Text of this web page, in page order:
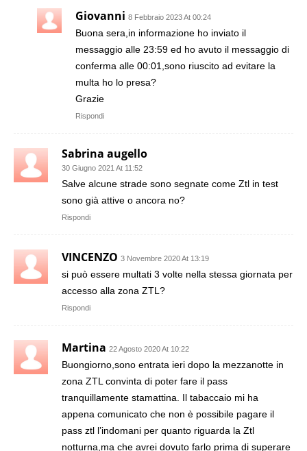
Giovanni 8 Febbraio 2023 At 00:24
Buona sera,in informazione ho inviato il
messaggio alle 23:59 ed ho avuto il messaggio di
conferma alle 00:01,sono riuscito ad evitare la
multa ho lo presa?
Grazie
Rispondi
Sabrina augello
30 Giugno 2021 At 11:52
Salve alcune strade sono segnate come Ztl in test
sono già attive o ancora no?
Rispondi
VINCENZO 3 Novembre 2020 At 13:19
si può essere multati 3 volte nella stessa giornata per
accesso alla zona ZTL?
Rispondi
Martina 22 Agosto 2020 At 10:22
Buongiorno,sono entrata ieri dopo la mezzanotte in
zona ZTL convinta di poter fare il pass
tranquillamente stamattina. Il tabaccaio mi ha
appena comunicato che non è possibile pagare il
pass ztl l’indomani per quanto riguarda la Ztl
notturna,ma che avrei dovuto farlo prima di superare